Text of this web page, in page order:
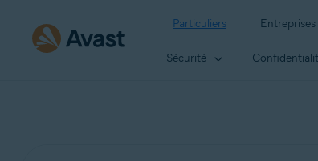
Particuliers Entreprises
Sécurité